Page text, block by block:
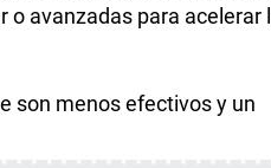
o avanzadas para acelerar
son menos efectivos y un